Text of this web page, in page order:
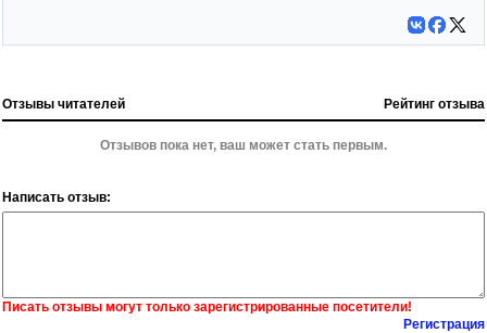
Отзывы читателей Рейтинг отзыва
Отзывов пока нет, ваш может стать первым.
Написать отзыв:
Писать отзывы могут только зарегистрированные посетители!
Регистрация